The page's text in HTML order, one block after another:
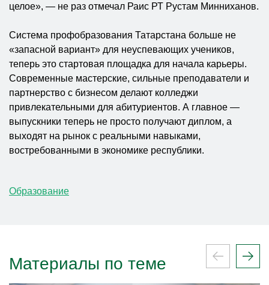
целое», — не раз отмечал Раис РТ Рустам Минниханов.
Система профобразования Татарстана больше не
«запасной вариант» для неуспевающих учеников,
теперь это стартовая площадка для начала карьеры.
Современные мастерские, сильные преподаватели и
партнерство с бизнесом делают колледжи
привлекательными для абитуриентов. А главное —
выпускники теперь не просто получают диплом, а
выходят на рынок с реальными навыками,
востребованными в экономике республики.
Образование
Материалы по теме